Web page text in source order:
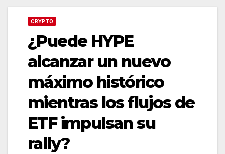
CRYPTO
¿Puede HYPE
alcanzar un nuevo
máximo histórico
mientras los flujos de
ETF impulsan su
rally?